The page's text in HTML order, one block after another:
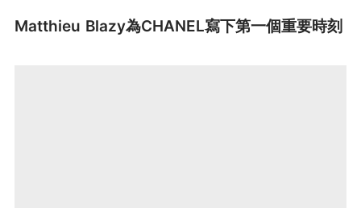
Matthieu Blazy為CHANEL寫下第一個重要時刻